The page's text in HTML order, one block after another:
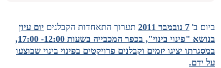
ביום ב' 7 נובמבר 2011 תערוך התאחדות הקבלנים יום עיון
בנושא "פינוי בינוי", בכפר המכבייה בשעות 12:00- 17:00,
במסגרתו יציגו יזמים וקבלנים פרויקטים בפינוי בינוי שבוצעו
על ידם.